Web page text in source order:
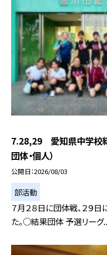
7.28,29 愛知県中学校
団体・個人）
公開日 2026/08/03
部活動
７月２８日に団体戦、２９
た。○結果団体 予選リーグ